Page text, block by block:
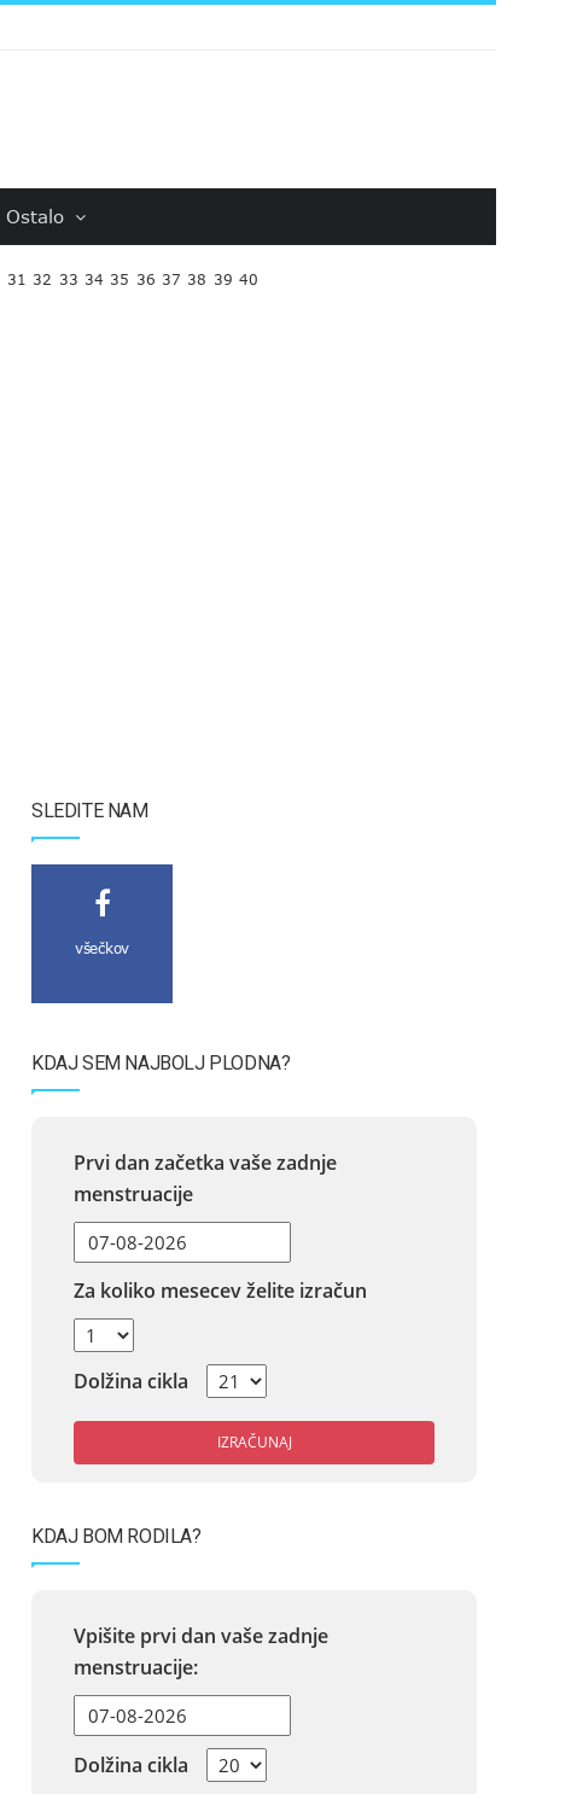
Ostalo
31 32 33 34 35 36 37 38 39 40
SLEDITE NAM
všečkov
KDAJ SEM NAJBOLJ PLODNA?
Prvi dan začetka vaše zadnje
menstruacije
Za koliko mesecev želite izračun
Dolžina cikla
IZRAČUNAJ
KDAJ BOM RODILA?
Vpišite prvi dan vaše zadnje
menstruacije:
Dolžina cikla